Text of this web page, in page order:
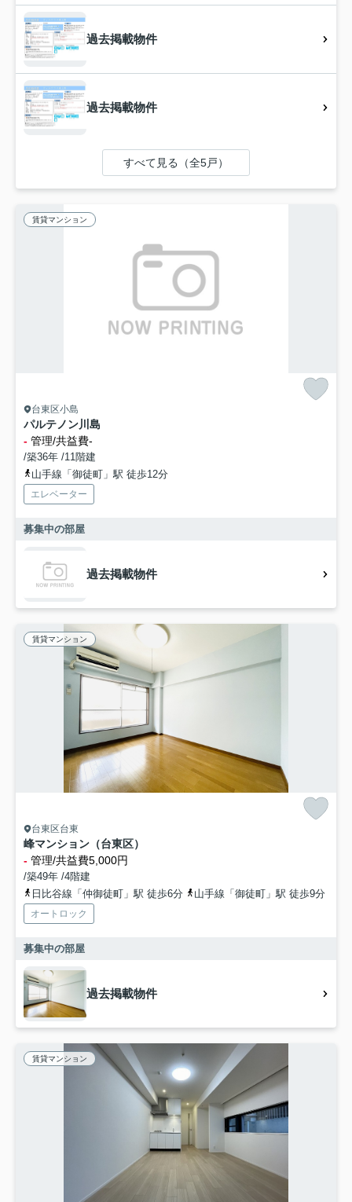
過去掲載物件
過去掲載物件
すべて見る（全5戸）
賃貸マンション
台東区小島
パルテノン川島
- 管理/共益費-
/築36年 /11階建
山手線「御徒町」駅 徒歩12分
エレベーター
募集中の部屋
過去掲載物件
賃貸マンション
台東区台東
峰マンション（台東区）
- 管理/共益費5,000円
/築49年 /4階建
日比谷線「仲御徒町」駅 徒歩6分
山手線「御徒町」駅 徒歩9分
オートロック
募集中の部屋
過去掲載物件
賃貸マンション